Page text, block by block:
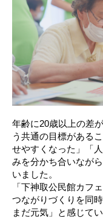
年齢に20歳以上の差
う共通の目標がある
せやすくなった」「
みを分かち合いなが
いました。
「下神取公民館カフ
つながりづくりを同
まだ元気」と感じて